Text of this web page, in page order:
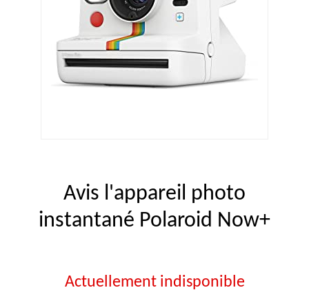
Avis l'appareil photo
instantané Polaroid Now+
Actuellement indisponible